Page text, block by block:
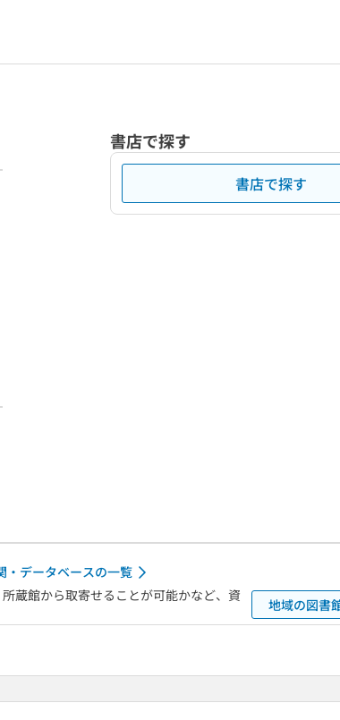
書店で探す
書店で探す
・データベースの一覧
蔵館から取寄せることが可能かなど、資
地域の図書